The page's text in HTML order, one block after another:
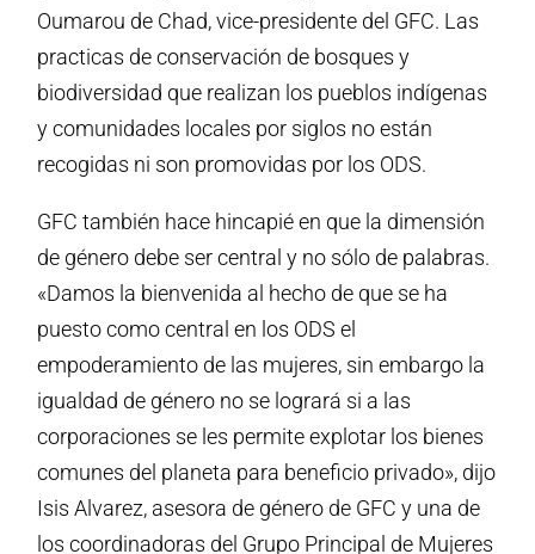
Oumarou de Chad, vice-presidente del GFC. Las
practicas de conservación de bosques y
biodiversidad que realizan los pueblos indígenas
y comunidades locales por siglos no están
recogidas ni son promovidas por los ODS.
GFC también hace hincapié en que la dimensión
de género debe ser central y no sólo de palabras.
«Damos la bienvenida al hecho de que se ha
puesto como central en los ODS el
empoderamiento de las mujeres, sin embargo la
igualdad de género no se logrará si a las
corporaciones se les permite explotar los bienes
comunes del planeta para beneficio privado», dijo
Isis Alvarez, asesora de género de GFC y una de
los coordinadoras del Grupo Principal de Mujeres